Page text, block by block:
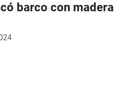
barco con madera